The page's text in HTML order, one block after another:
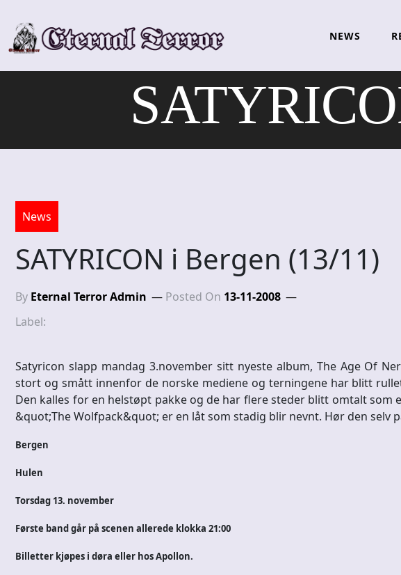
content
NEWS
News
SATYRICON i Bergen (13/11)
By Eternal Terror Admin Posted On 13-11-2008
Label:
Satyricon slapp mandag 3.november sitt nyeste album, The Age Of
stort og smått innenfor de norske mediene og terningene har blitt
Den kalles for en helstøpt pakke og de har flere steder blitt omtalt som
&quot;The Wolfpack&quot; er en låt som stadig blir nevnt. Hør den selv
Bergen
Hulen
Torsdag 13. november
Første band går på scenen allerede klokka 21:00
Billetter kjøpes i døra eller hos Apollon.